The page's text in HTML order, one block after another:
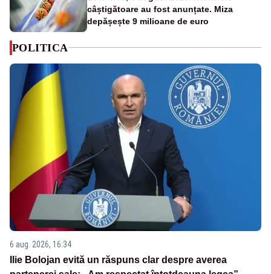
câștigătoare au fost anunțate. Miza
depășește 9 milioane de euro
POLITICA
6 aug. 2026, 16:34
Ilie Bolojan evită un răspuns clar despre averea